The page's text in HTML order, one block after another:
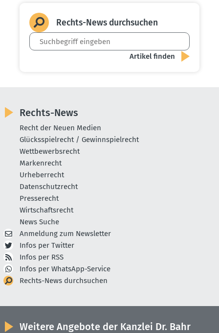
Rechts-News durch­suchen
Rechts-News
Recht der Neuen Medien
Glücksspielrecht / Gewinnspielrecht
Wettbewerbsrecht
Markenrecht
Urheberrecht
Datenschutzrecht
Presserecht
Wirtschaftsrecht
News Suche
Anmeldung zum Newsletter
Infos per Twitter
Infos per RSS
Infos per WhatsApp-Service
Rechts-News durchsuchen
Weitere Angebote der Kanzlei Dr. Bahr